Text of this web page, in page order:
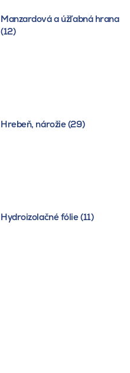
Manzardová a úžľabná hrana
(12)
Hrebeň, nárožie (29)
Hydroizolačné fólie (11)